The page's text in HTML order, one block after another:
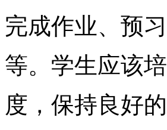
完成作业、预
等。学生应该
度，保持良好